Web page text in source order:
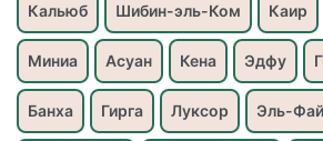
Кальюб Шибин-эль-Ком Каир
Миниа Асуан Кена Эдфу
Банха Гирга Луксор Эль-